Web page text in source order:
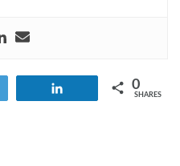
0
SHARES